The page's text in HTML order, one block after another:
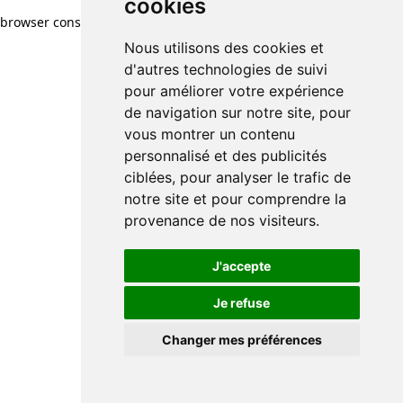
cookies
Nous utilisons des cookies et
d'autres technologies de suivi
pour améliorer votre expérience
de navigation sur notre site, pour
vous montrer un contenu
personnalisé et des publicités
ciblées, pour analyser le trafic de
notre site et pour comprendre la
provenance de nos visiteurs.
J'accepte
Je refuse
Changer mes préférences
browser console for more information)